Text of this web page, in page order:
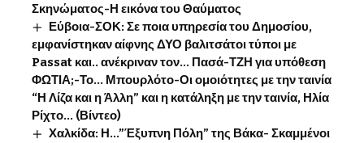
Σκηνώματος-Η εικόνα του Θαύματος
Εύβοια-ΣΟΚ: Σε ποια υπηρεσία του Δημοσίου,
εμφανίστηκαν αίφνης ΔΥΟ βαλιτσάτοι τύποι με
Passat και.. ανέκριναν τον… Πασά-ΤΖΗ για υπόθεση
ΦΩΤΙΑ;-Το… Μπουρλότο-Οι ομοιότητες με την ταινία
“Η Λίζα και η Άλλη” και η κατάληξη με την ταινία, Ηλία
Ρίχτο… (Βίντεο)
Χαλκίδα: Η…”Έξυπνη Πόλη” της Βάκα- Σκαμμένοι